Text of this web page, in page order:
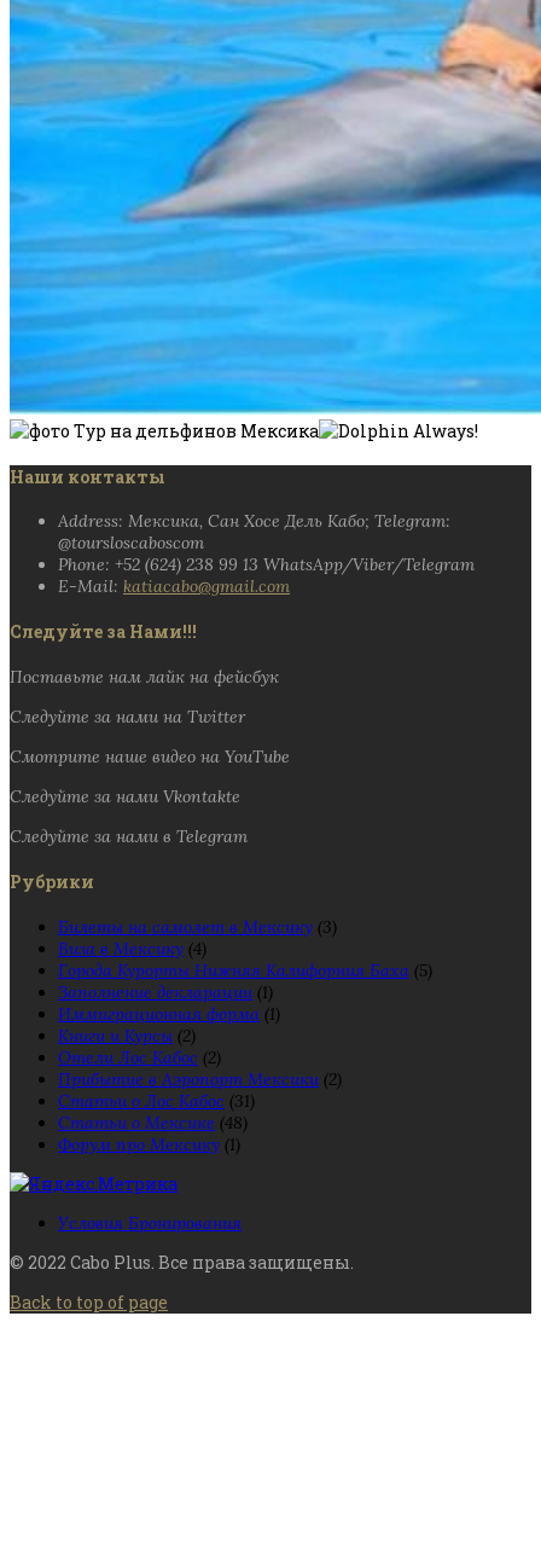
Наши контакты
Address: Мексика, Сан Хосе Дель Кабо; Telegram:
@toursloscaboscom
Phone: +52 (624) 238 99 13 WhatsApp/Viber/Telegram
E-Mail: katiacabo@gmail.com
Следуйте за Нами!!!
Поставьте нам лайк на фейсбук
Следуйте за нами на Twitter
Смотрите наше видео на YouTube
Следуйте за нами Vkontakte
Следуйте за нами в Telegram
Рубрики
Билеты на самолет в Мексику (3)
Виза в Мексику (4)
Города Курорты Нижняя Калифорния Баха (5)
Заполнение декларации (1)
Иммиграционная форма (1)
Книги и Курсы (2)
Отели Лос Кабос (2)
Прибытие в Аэропорт Мексики (2)
Статьи о Лос Кабос (31)
Статьи о Мексике (48)
Форум про Мексику (1)
Условия Бронирования
© 2022 Cabo Plus. Все права защищены.
Back to top of page